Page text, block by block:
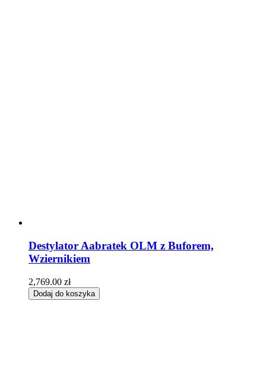
Destylator Aabratek OLM z Buforem,
Wziernikiem
2,769.00 zł
Dodaj do koszyka